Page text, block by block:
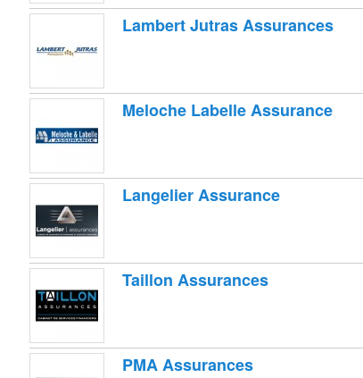
Lambert Jutras Assurances
Meloche Labelle Assurance
Langelier Assurance
Taillon Assurances
PMA Assurances